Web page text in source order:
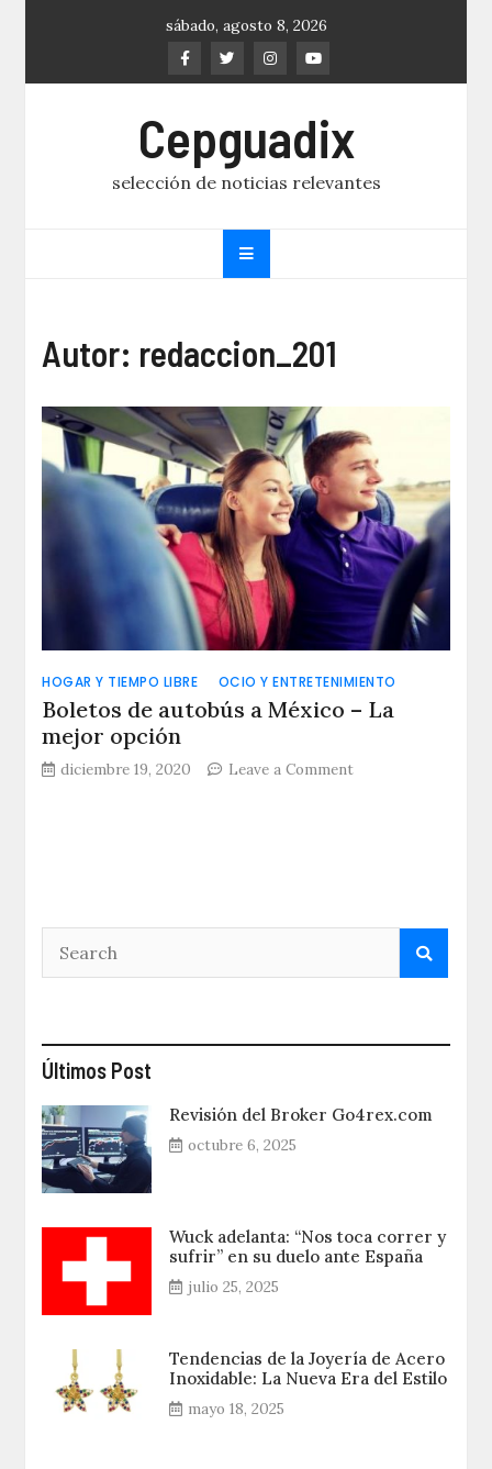
sábado, agosto 8, 2026
Cepguadix
selección de noticias relevantes
Autor: redaccion_201
HOGAR Y TIEMPO LIBRE OCIO Y ENTRETENIMIENTO
Boletos de autobús a México – La
mejor opción
diciembre 19, 2020 Leave a Commenton
Últimos Post
Revisión del Broker Go4rex.com
octubre 6, 2025
Wuck adelanta: “Nos toca correr y
sufrir” en su duelo ante España
julio 25, 2025
Tendencias de la Joyería de Acero
Inoxidable: La Nueva Era del Estilo
mayo 18, 2025